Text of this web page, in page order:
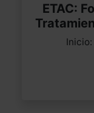
ETAC: